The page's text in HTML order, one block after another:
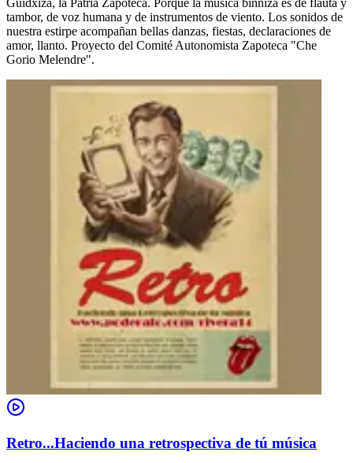
Guidxizá, la Patria Zapoteca. Porque la música binnizá es de flauta y
tambor, de voz humana y de instrumentos de viento. Los sonidos de
nuestra estirpe acompañan bellas danzas, fiestas, declaraciones de
amor, llanto. Proyecto del Comité Autonomista Zapoteca "Che
Gorio Melendre".
Retro...Haciendo una retrospectiva de tú música